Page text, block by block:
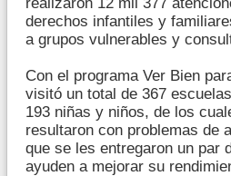
derechos infantiles y
a grupos vulnerables y
Con el programa Ver Bien
visitó un total de 367
193 niñas y niños, de los
resultaron con problemas de
que se les entregaron un par
ayuden a mejorar su